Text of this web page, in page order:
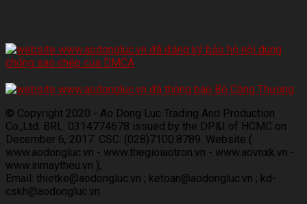
© Copyright 2020 - Ao Dong Luc Trading And Production
Co.,Ltd. BRL: 0314774678 issued by the DP&I of HCMC on
December 6, 2017. CSC: (028)7100.8789. Website (
www.aodongluc.vn - www.thegioiaotron.vn - www.aovnxk.vn -
www.inmaytheu.vn ),
Email: thietke@aodongluc.vn ; ketoan@aodongluc.vn ; kd-
cskh@aodongluc.vn.